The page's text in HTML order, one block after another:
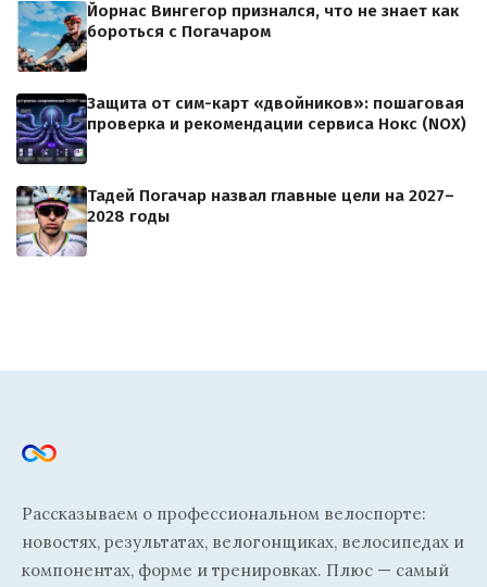
Йорнас Вингегор признался, что не знает как
бороться с Погачаром
Защита от сим-карт «двойников»: пошаговая
проверка и рекомендации сервиса Нокс (NOX)
Тадей Погачар назвал главные цели на 2027–
2028 годы
Рассказываем о профессиональном велоспорте:
новостях, результатах, велогонщиках, велосипедах и
компонентах, форме и тренировках. Плюс — самый